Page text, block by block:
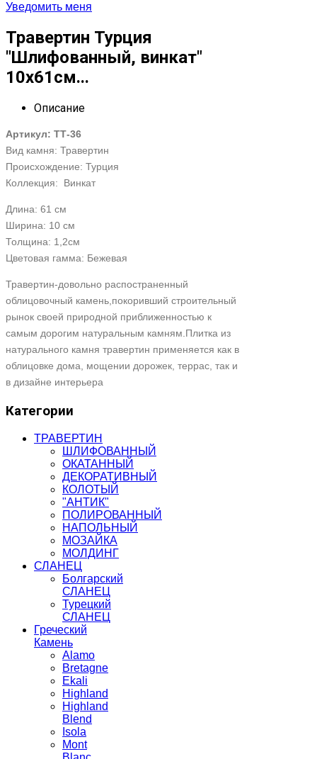
Уведомить меня
Травертин Турция
"Шлифованный, винкат"
10х61см...
Описание
Артикул: TТ-36
Вид камня: Травертин
Происхождение: Турция
Коллекция: Винкат
Длина: 61 см
Ширина: 10 см
Толщина: 1,2см
Цветовая гамма: Бежевая
Травертин-довольно распостраненный
облицовочный камень,покоривший строительный
рынок своей природной приближенностью к
самым дорогим натуральным камням.Плитка из
натурального камня травертин применяется как в
облицовке дома, мощении дорожек, террас, так и
в дизайне интерьера
Категории
ТРАВЕРТИН
ШЛИФОВАННЫЙ
ОКАТАННЫЙ
ДЕКОРАТИВНЫЙ
КОЛОТЫЙ
"АНТИК"
ПОЛИРОВАННЫЙ
НАПОЛЬНЫЙ
МОЗАЙКА
МОЛДИНГ
СЛАНЕЦ
Болгарский
СЛАНЕЦ
Турецкий
СЛАНЕЦ
Греческий
Камень
Alamo
Bretagne
Ekali
Highland
Highland
Blend
Isola
Mont